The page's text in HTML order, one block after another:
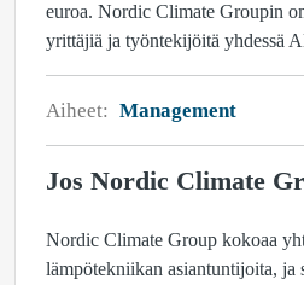
euroa. Nordic Climate Groupin
yrittäjiä ja työntekijöitä yhdessä
Aiheet: Management
Jos Nordic Climate
Nordic Climate Group kokoaa
lämpötekniikan asiantuntijoita, ja